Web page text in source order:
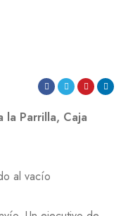
la Parrilla, Caja
al vacío